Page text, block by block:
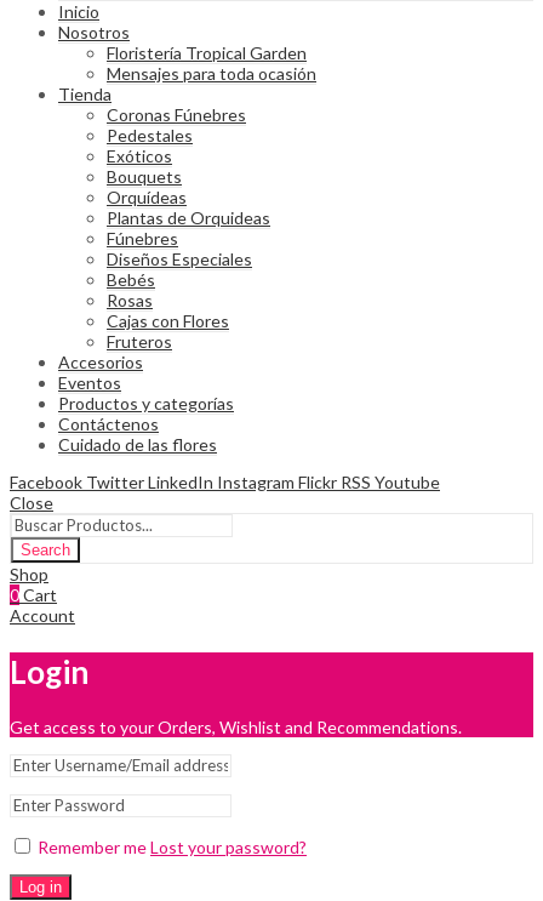
Inicio
Nosotros
Floristería Tropical Garden
Mensajes para toda ocasión
Tienda
Coronas Fúnebres
Pedestales
Exóticos
Bouquets
Orquí­deas
Plantas de Orquideas
Fúnebres
Diseños Especiales
Bebés
Rosas
Cajas con Flores
Fruteros
Accesorios
Eventos
Productos y categorías
Contáctenos
Cuidado de las flores
Facebook TwitterLinkedIn Instagram Flickr RSS Youtube
Close
Search
Shop
0Cart
Account
Login
Get access to your Orders, Wishlist and Recommendations.
Remember meLost your password?
Log in